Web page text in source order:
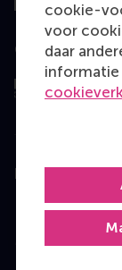
cookie-
voor
daar
informatie
Geëvalueerd
Education
Bachelor